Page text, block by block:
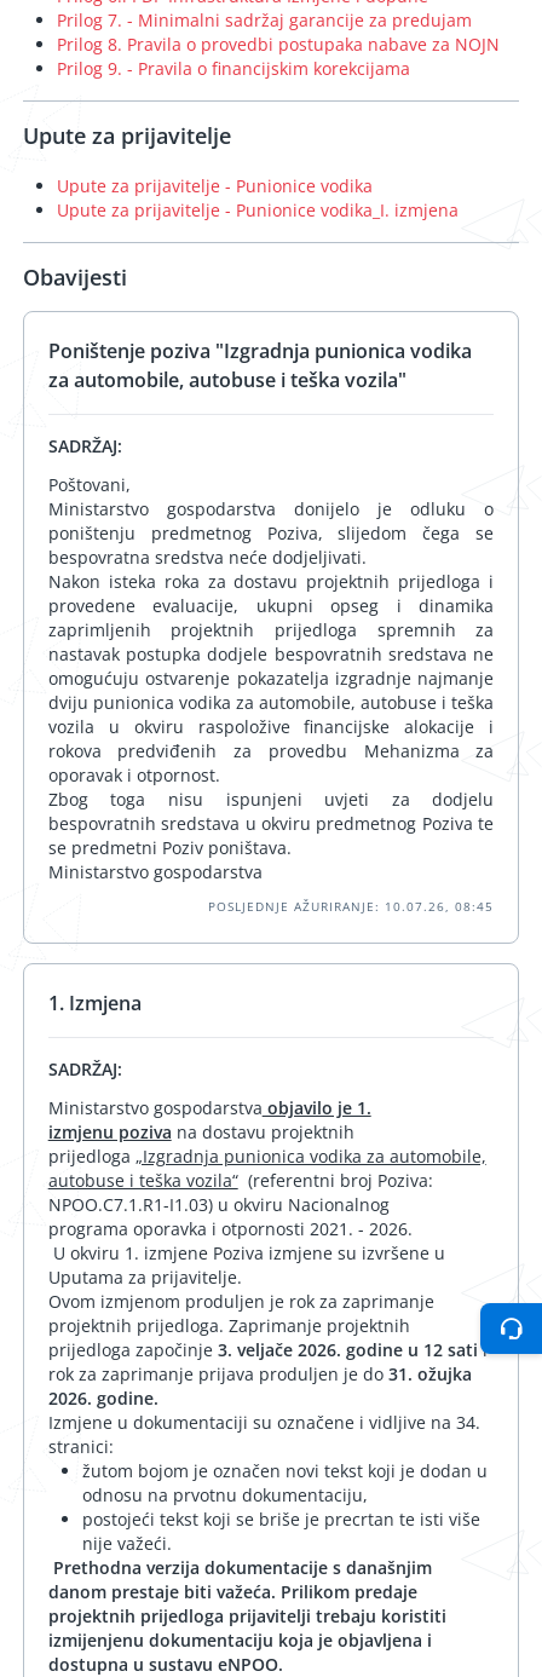
Prilog 7. - Minimalni sadržaj garancije za predujam
Prilog 8. Pravila o provedbi postupaka nabave za NOJN
Prilog 9. - Pravila o financijskim korekcijama
Upute za prijavitelje
Upute za prijavitelje - Punionice vodika
Upute za prijavitelje - Punionice vodika_I. izmjena
Obavijesti
Poništenje poziva "Izgradnja punionica vodika
za automobile, autobuse i teška vozila"
SADRŽAJ:
Poštovani,
Ministarstvo gospodarstva donijelo je odluku o
poništenju predmetnog Poziva, slijedom čega se
bespovratna sredstva neće dodjeljivati.
Nakon isteka roka za dostavu projektnih prijedloga i
provedene evaluacije, ukupni opseg i dinamika
zaprimljenih projektnih prijedloga spremnih za
nastavak postupka dodjele bespovratnih sredstava ne
omogućuju ostvarenje pokazatelja izgradnje najmanje
dviju punionica vodika za automobile, autobuse i teška
vozila u okviru raspoložive financijske alokacije i
rokova predviđenih za provedbu Mehanizma za
oporavak i otpornost.
Zbog toga nisu ispunjeni uvjeti za dodjelu
bespovratnih sredstava u okviru predmetnog Poziva te
se predmetni Poziv poništava.
Ministarstvo gospodarstva
POSLJEDNJE AŽURIRANJE: 10.07.26, 08:45
1. Izmjena
SADRŽAJ:
Ministarstvo gospodarstva objavilo je 1.
izmjenu poziva na dostavu projektnih
prijedloga „Izgradnja punionica vodika za automobile,
autobuse i teška vozila“(referentni broj Poziva:
NPOO.C7.1.R1-I1.03) u okviru Nacionalnog
programa oporavka i otpornosti 2021. - 2026.
U okviru 1. izmjene Poziva izmjene su izvršene u
Uputama za prijavitelje.
Ovom izmjenom produljen je rok za zaprimanje
projektnih prijedloga. Zaprimanje projektnih
prijedloga započinje 3. veljače 2026. godine u 12 satii
rok za zaprimanje prijava produljen je do 31. ožujka
2026. godine.
Izmjene u dokumentaciji su označene i vidljive na 34.
stranici:
žutom bojom je označen novi tekst koji je dodan u
odnosu na prvotnu dokumentaciju,
postojeći tekst koji se briše je precrtan te isti više
nije važeći.
Prethodna verzija dokumentacije s današnjim
danom prestaje biti važeća. Prilikom predaje
projektnih prijedloga prijavitelji trebaju koristiti
izmijenjenu dokumentaciju koja je objavljena i
dostupna u sustavu eNPOO.